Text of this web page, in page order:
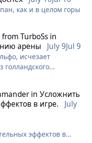
как и в целом горы
fromTurboSs in
арены
July 9Jul 9
исчезает
голландского
дружбы, где рег
(крайне
вы регулярно
inУсложнить
в игре.
July
эффектов в